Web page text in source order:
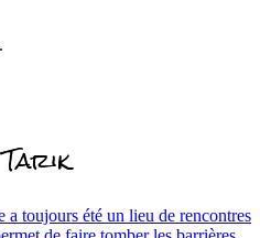
a toujours été un lieu de rencontres